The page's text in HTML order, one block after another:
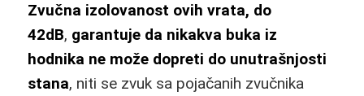
Zvučna izolovanost ovih vrata, do
42dB, garantuje da nikakva buka iz
hodnika ne može dopreti do unutrašnjosti
stana, niti se zvuk sa pojačanih zvučnika